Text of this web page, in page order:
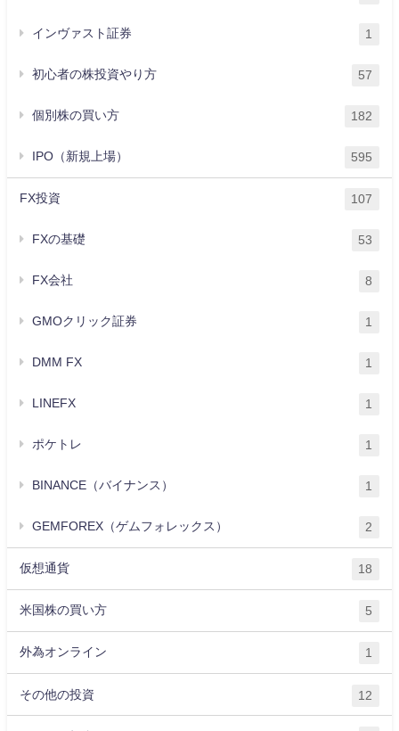
インヴァスト証券 1
初心者の株投資やり方 57
個別株の買い方 182
IPO（新規上場） 595
FX投資 107
FXの基礎 53
FX会社 8
GMOクリック証券 1
DMM FX 1
LINEFX 1
ポケトレ 1
BINANCE（バイナンス） 1
GEMFOREX（ゲムフォレックス） 2
仮想通貨 18
米国株の買い方 5
外為オンライン 1
その他の投資 12